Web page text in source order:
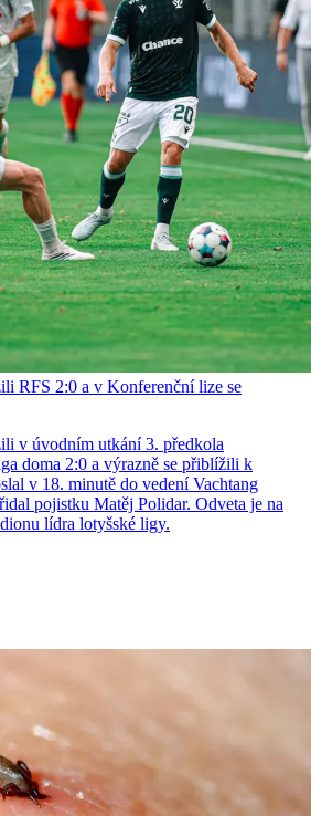
RFS 2:0 a v Konferenční lize se
v úvodním utkání 3. předkola
doma 2:0 a výrazně se přiblížili k
v 18. minutě do vedení Vachtang
pojistku Matěj Polidar. Odveta je na
lídra lotyšské ligy.